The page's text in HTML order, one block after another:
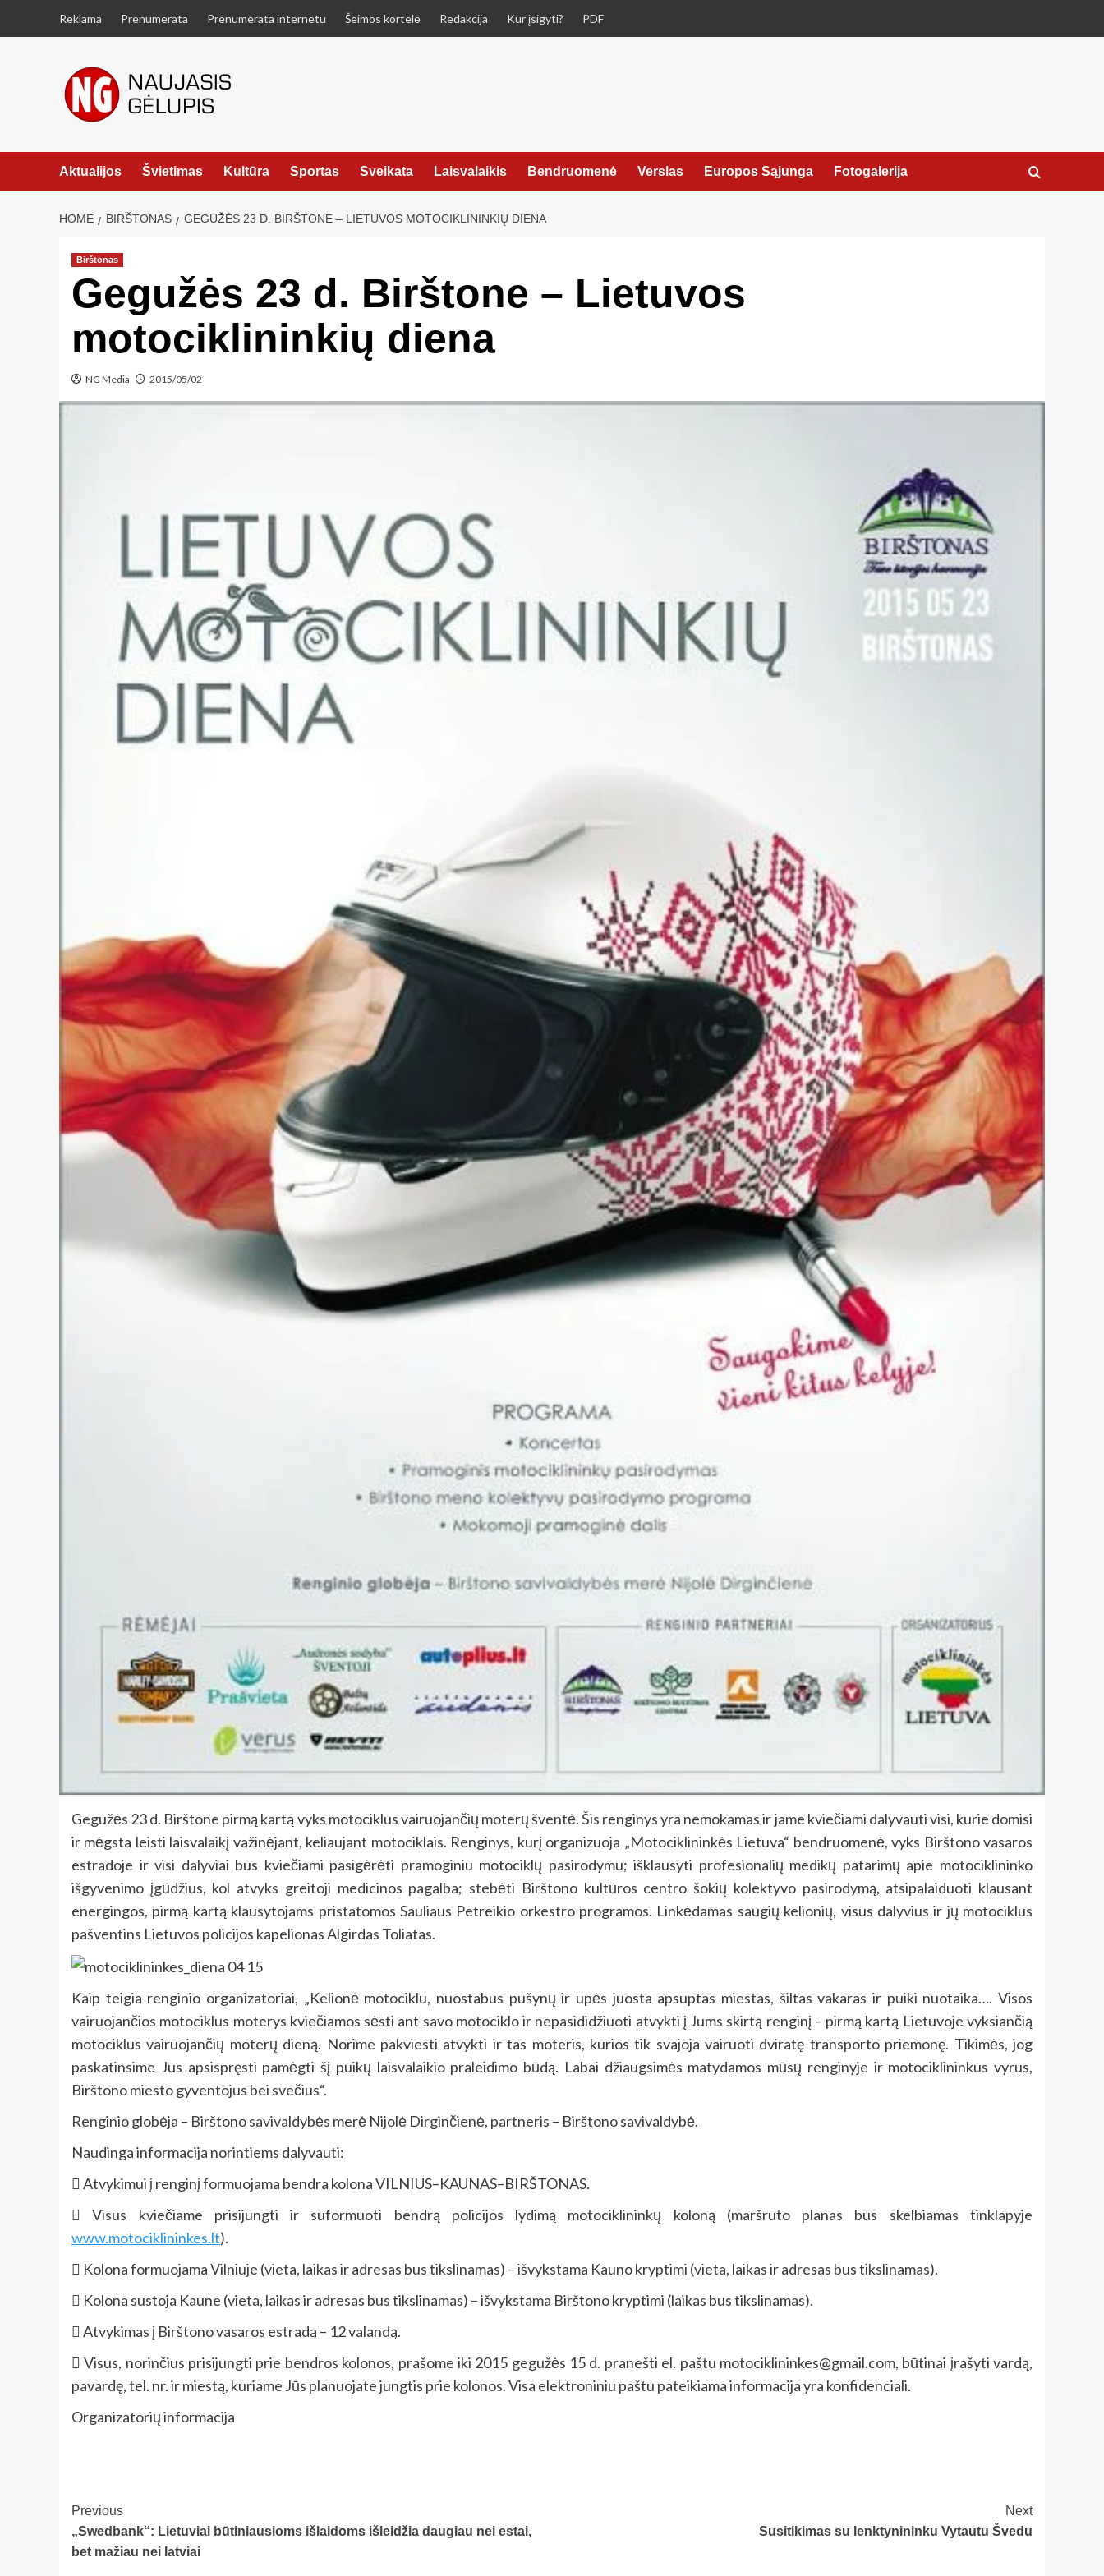
Reklama Prenumerata Prenumerata internetu Šeimos kortelė Redakcija Kur įsigyti? PDF
Aktualijos Švietimas Kultūra Sportas Sveikata Laisvalaikis Bendruomenė Verslas Europos Sąjunga Fotogalerija
HOME BIRŠTONAS GEGUŽĖS 23 D. BIRŠTONE – LIETUVOS MOTOCIKLININKIŲ DIENA
Birštonas
Gegužės 23 d. Birštone – Lietuvos
motociklininkių diena
NG Media 2015/05/02
Gegužės 23 d. Birštone pirmą kartą vyks motociklus vairuojančių moterų šventė. Šis renginys yra nemokamas ir jame kviečiami dalyvauti visi, kurie domisi
ir mėgsta leisti laisvalaikį važinėjant, keliaujant motociklais. Renginys, kurį organizuoja „Motociklininkės Lietuva“ bendruomenė, vyks Birštono vasaros
estradoje ir visi dalyviai bus kviečiami pasigėrėti pramoginiu motociklų pasirodymu; išklausyti profesionalių medikų patarimų apie motociklininko
išgyvenimo įgūdžius, kol atvyks greitoji medicinos pagalba; stebėti Birštono kultūros centro šokių kolektyvo pasirodymą, atsipalaiduoti klausant
energingos, pirmą kartą klausytojams pristatomos Sauliaus Petreikio orkestro programos. Linkėdamas saugių kelionių, visus dalyvius ir jų motociklus
pašventins Lietuvos policijos kapelionas Algirdas Toliatas.
Kaip teigia renginio organizatoriai, „Kelionė motociklu, nuostabus pušynų ir upės juosta apsuptas miestas, šiltas vakaras ir puiki nuotaika…. Visos
vairuojančios motociklus moterys kviečiamos sėsti ant savo motociklo ir nepasididžiuoti atvykti į Jums skirtą renginį – pirmą kartą Lietuvoje vyksiančią
motociklus vairuojančių moterų dieną. Norime pakviesti atvykti ir tas moteris, kurios tik svajoja vairuoti dviratę transporto priemonę. Tikimės, jog
paskatinsime Jus apsispręsti pamėgti šį puikų laisvalaikio praleidimo būdą. Labai džiaugsimės matydamos mūsų renginyje ir motociklininkus vyrus,
Birštono miesto gyventojus bei svečius“.
Renginio globėja – Birštono savivaldybės merė Nijolė Dirginčienė, partneris – Birštono savivaldybė.
Naudinga informacija norintiems dalyvauti:
 Atvykimui į renginį formuojama bendra kolona VILNIUS–KAUNAS–BIRŠTONAS.
 Visus kviečiame prisijungti ir suformuoti bendrą policijos lydimą motociklininkų koloną (maršruto planas bus skelbiamas tinklapyje
www.motociklininkes.lt).
 Kolona formuojama Vilniuje (vieta, laikas ir adresas bus tikslinamas) – išvykstama Kauno kryptimi (vieta, laikas ir adresas bus tikslinamas).
 Kolona sustoja Kaune (vieta, laikas ir adresas bus tikslinamas) – išvykstama Birštono kryptimi (laikas bus tikslinamas).
 Atvykimas į Birštono vasaros estradą – 12 valandą.
 Visus, norinčius prisijungti prie bendros kolonos, prašome iki 2015 gegužės 15 d. pranešti el. paštu motociklininkes@gmail.com, būtinai įrašyti vardą,
pavardę, tel. nr. ir miestą, kuriame Jūs planuojate jungtis prie kolonos. Visa elektroniniu paštu pateikiama informacija yra konfidenciali.
Organizatorių informacija
Post
Navigation
Previous
„Swedbank“: Lietuviai būtiniausioms išlaidoms išleidžia daugiau nei estai,
bet mažiau nei latviai
Next
Susitikimas su lenktynininku Vytautu Švedu